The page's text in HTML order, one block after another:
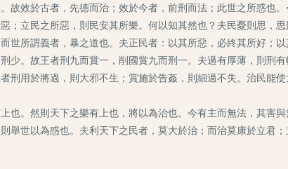
效於古者，先德而治；效於今者，前刑而法；此世之所惑也
；立民之所惡，則民安其所樂。何以知其然也？夫民憂則思
世所謂義者，暴之道也。夫正民者：以其所惡，必終其所好；以
。故王者刑九而賞一，削國賞九而刑一。夫過有厚薄，則刑
刑用於將過，則大邪不生；賞施於告姦，則細過不失。治民
。然則天下之樂有上也，將以為治也。今有主而無法，其害與
世以為惑也。夫利天下之民者，莫大於治；而治莫康於立君